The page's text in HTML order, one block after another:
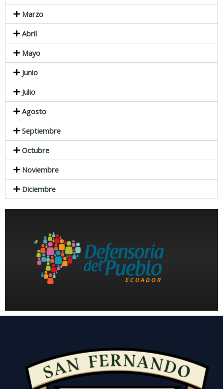
Marzo
Abril
Mayo
Junio
Julio
Agosto
Septiembre
Octubre
Noviembre
Diciembre